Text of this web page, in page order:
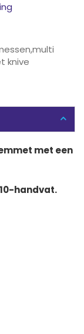
,multi
knive
met een
handvat.